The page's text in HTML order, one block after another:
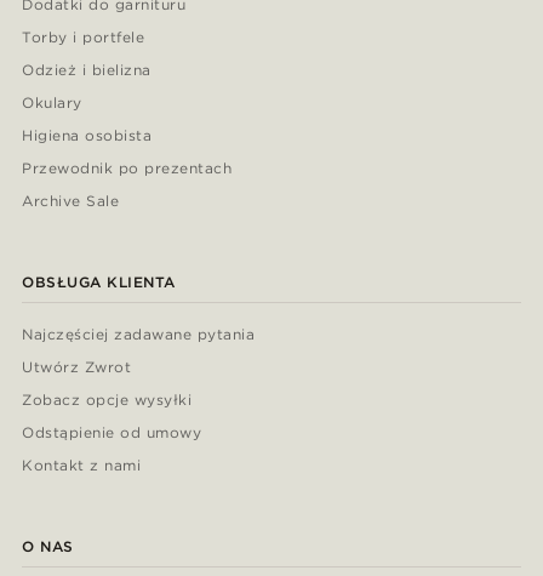
Dodatki do garnituru
Torby i portfele
Odzież i bielizna
Okulary
Higiena osobista
Przewodnik po prezentach
Archive Sale
OBSŁUGA KLIENTA
Najczęściej zadawane pytania
Utwórz Zwrot
Zobacz opcje wysyłki
Odstąpienie od umowy
Kontakt z nami
O NAS